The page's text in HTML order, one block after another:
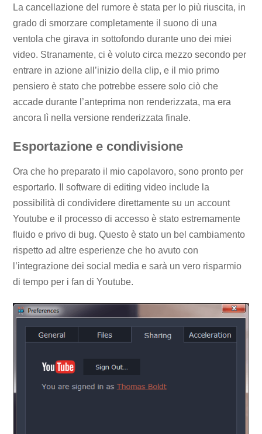
La cancellazione del rumore è stata per lo più riuscita, in
grado di smorzare completamente il suono di una
ventola che girava in sottofondo durante uno dei miei
video. Stranamente, ci è voluto circa mezzo secondo per
entrare in azione all’inizio della clip, e il mio primo
pensiero è stato che potrebbe essere solo ciò che
accade durante l’anteprima non renderizzata, ma era
ancora lì nella versione renderizzata finale.
Esportazione e condivisione
Ora che ho preparato il mio capolavoro, sono pronto per
esportarlo. Il software di editing video include la
possibilità di condividere direttamente su un account
Youtube e il processo di accesso è stato estremamente
fluido e privo di bug. Questo è stato un bel cambiamento
rispetto ad altre esperienze che ho avuto con
l’integrazione dei social media e sarà un vero risparmio
di tempo per i fan di Youtube.